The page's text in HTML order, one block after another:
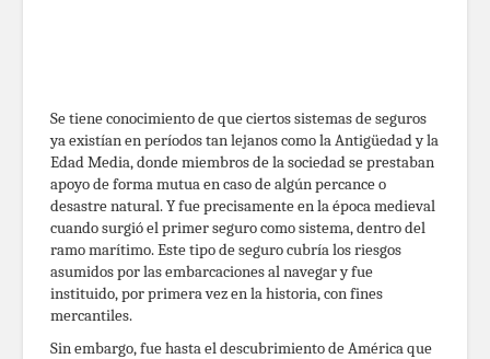
Se tiene conocimiento de que ciertos sistemas de seguros
ya existían en períodos tan lejanos como la Antigüedad y la
Edad Media, donde miembros de la sociedad se prestaban
apoyo de forma mutua en caso de algún percance o
desastre natural. Y fue precisamente en la época medieval
cuando surgió el primer seguro como sistema, dentro del
ramo marítimo. Este tipo de seguro cubría los riesgos
asumidos por las embarcaciones al navegar y fue
instituido, por primera vez en la historia, con fines
mercantiles.
Sin embargo, fue hasta el descubrimiento de América que